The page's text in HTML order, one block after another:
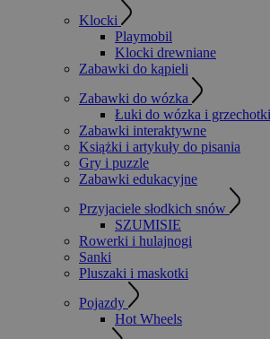
Klocki
Playmobil
Klocki drewniane
Zabawki do kąpieli
Zabawki do wózka
Łuki do wózka i
Zabawki interaktywne
Książki i artykuły do pisania
Gry i puzzle
Zabawki edukacyjne
Przyjaciele słodkich snów
SZUMISIE
Rowerki i hulajnogi
Sanki
Pluszaki i maskotki
Pojazdy
Hot Wheels